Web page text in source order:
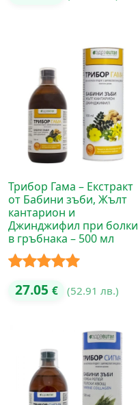
Трибор Гама – Екстракт
от Бабини зъби, Жълт
кантарион и
Джинджифил при болки
в гръбнака – 500 мл
Оценено с
27.05 € (52.91 лв.)